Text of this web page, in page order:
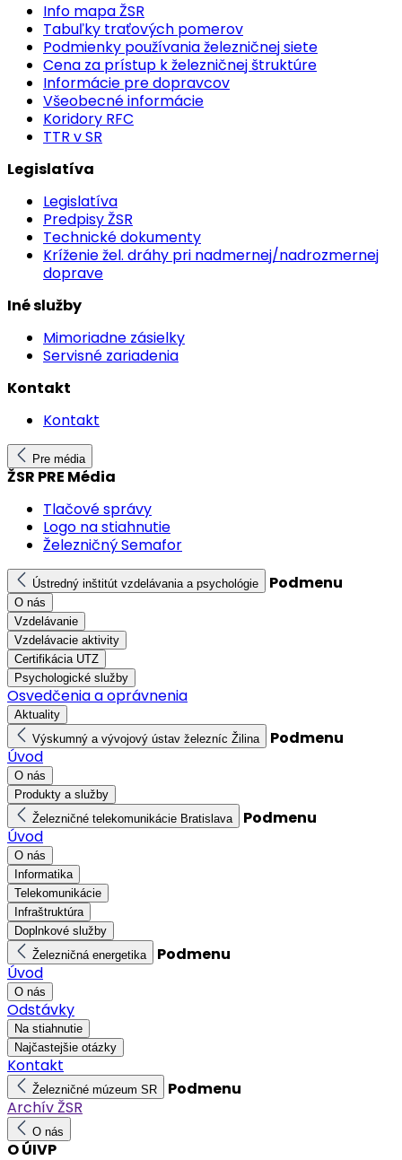
Info mapa ŽSR
Tabuľky traťových pomerov
Podmienky používania železničnej siete
Cena za prístup k železničnej štruktúre
Informácie pre dopravcov
Všeobecné informácie
Koridory RFC
TTR v SR
Legislatíva
Legislatíva
Predpisy ŽSR
Technické dokumenty
Kríženie žel. dráhy pri nadmernej/nadrozmernej
doprave
Iné služby
Mimoriadne zásielky
Servisné zariadenia
Kontakt
Kontakt
Pre média
ŽSR PRE Média
Tlačové správy
Logo na stiahnutie
Železničný Semafor
Ústredný inštitút vzdelávania a psychológie Podmenu
O nás
Vzdelávanie
Vzdelávacie aktivity
Certifikácia UTZ
Psychologické služby
Osvedčenia a oprávnenia
Aktuality
Výskumný a vývojový ústav železníc Žilina
Podmenu
Úvod
O nás
Produkty a služby
Železničné telekomunikácie Bratislava
Podmenu
Úvod
O nás
Informatika
Telekomunikácie
Infraštruktúra
Doplnkové služby
Železničná energetika
Podmenu
Úvod
O nás
Odstávky
Na stiahnutie
Najčastejšie otázky
Kontakt
Železničné múzeum SR
Podmenu
Archív ŽSR
O nás
O ÚIVP